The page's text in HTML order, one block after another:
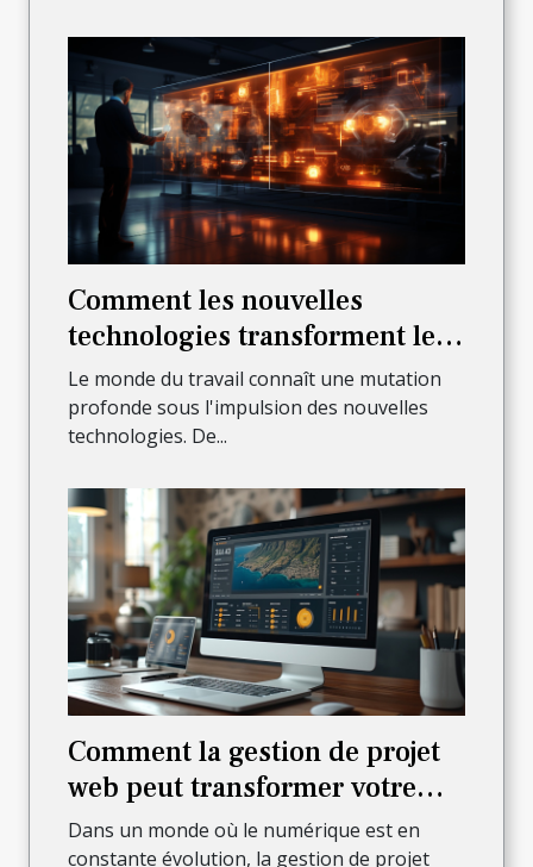
Comment les nouvelles
technologies transforment le
management moderne
Le monde du travail connaît une mutation
profonde sous l'impulsion des nouvelles
technologies. De...
Comment la gestion de projet
web peut transformer votre
entreprise à la Réunion
Dans un monde où le numérique est en
constante évolution, la gestion de projet